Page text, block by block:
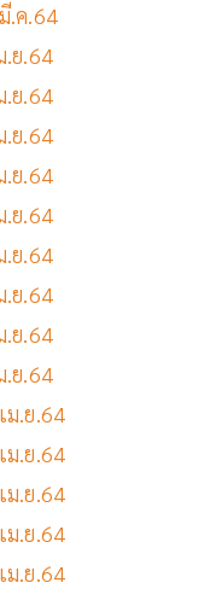
.ค.64
.ย.64
.ย.64
.ย.64
.ย.64
.ย.64
.ย.64
.ย.64
.ย.64
.ย.64
ม.ย.64
ม.ย.64
ม.ย.64
ม.ย.64
ม.ย.64